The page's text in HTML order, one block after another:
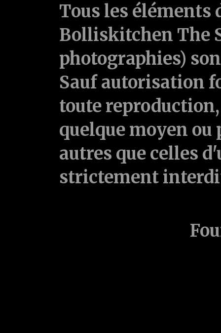
Tous les
Bolliskitchen The
photographies)
Sauf autorisation
toute
quelque moyen ou
autres que celles
strictement